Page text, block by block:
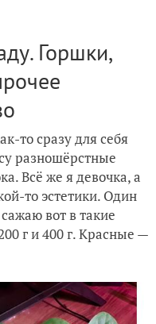
Горшки,
то сразу для себя
разношёрстные
Всё же я девочка, а
то эстетики. Один
вот в такие
г и 400 г. Красные —